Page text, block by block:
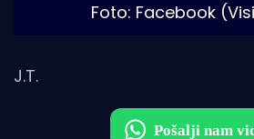
Foto: Facebook
J.T.